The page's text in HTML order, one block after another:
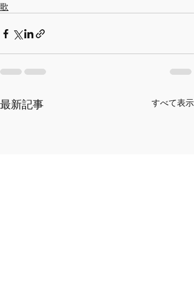
歌
最新記事 すべて表示